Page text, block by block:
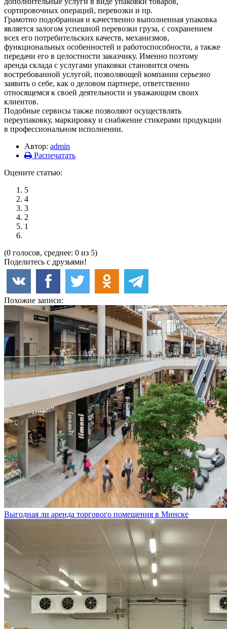
сортировочных операций, перевозки и пр.
Грамотно подобранная и качественно выполненная упаковка
является залогом успешной перевозки груза, с сохранением
всех его потребительских качеств, механизмов,
функциональных особенностей и работоспособности, а также
передачи его в целостности заказчику. Именно поэтому
аренда склада с услугами упаковки становится очень
востребованной услугой, позволяющей компании серьезно
заявить о себе, как о деловом партнере, ответственно
относящемся к своей деятельности и уважающим своих
клиентов.
Подобные сервисы также позволяют осуществлять
переупаковку, маркировку и снабжение стикерами продукции
в профессиональном исполнении.
Автор: admin
Распечатать
Оцените статью:
5
4
3
2
1
(0 голосов, среднее: 0 из 5)
Поделитесь с друзьями!
Похожие записи:
Выгодная ли аренда торгового помещения в Минске